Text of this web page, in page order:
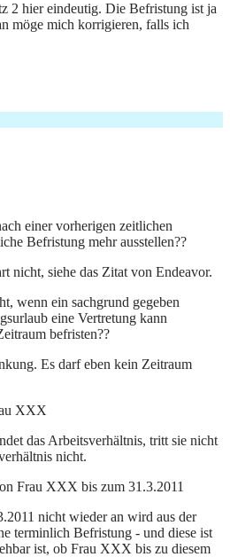
2 hier eindeutig. Die Befristung ist ja
möge mich korrigieren, falls ich
einer vorherigen zeitlichen
Befristung mehr ausstellen??
nicht, siehe das Zitat von Endeavor.
wenn ein sachgrund gegeben
eine Vertretung kann
befristen??
Es darf eben kein Zeitraum
XXX
das Arbeitsverhältnis, tritt sie nicht
nicht.
Frau XXX bis zum 31.3.2011
nicht wieder an wird aus der
terminlich Befristung - und diese ist
ist, ob Frau XXX bis zu diesem